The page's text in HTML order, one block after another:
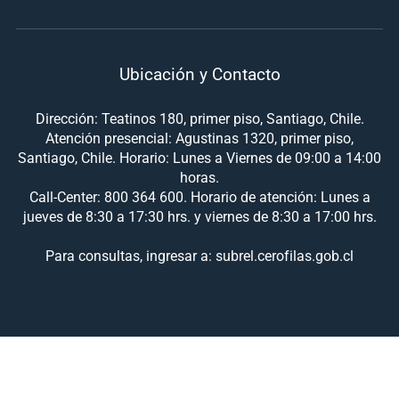
Ubicación y Contacto
Dirección: Teatinos 180, primer piso, Santiago, Chile.
Atención presencial: Agustinas 1320, primer piso,
Santiago, Chile. Horario: Lunes a Viernes de 09:00 a 14:00
horas.
Call-Center: 800 364 600. Horario de atención: Lunes a
jueves de 8:30 a 17:30 hrs. y viernes de 8:30 a 17:00 hrs.
Para consultas, ingresar a: subrel.cerofilas.gob.cl